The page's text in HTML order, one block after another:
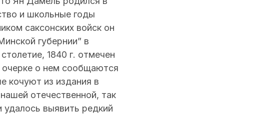
и школьные годы
саксонских войск он
губернии” в
1840 г. отмечен
о нем сообщаются
кочуют из издания в
отечественной, так
выявить редкий